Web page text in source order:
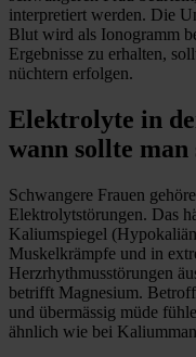
interpretiert werden. Die
Blut wird als Ionogramm
Ergebnisse zu erhalten,
nüchtern erfolgen.
Elektrolyte in
wann sollte man
Schwangere Frauen
Elektrolytstörungen. Das
Kaliumspiegel
Muskelkrämpfe und in
Herzrhythmusstörungen
betrifft Magnesium.
und übermässig müde
ähnlich wie bei